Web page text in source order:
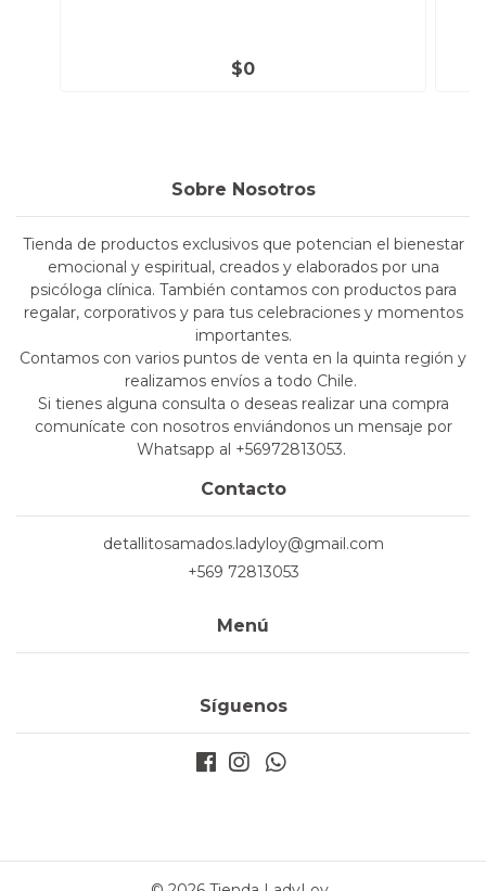
$0
Sobre Nosotros
Tienda de productos exclusivos que potencian el bienestar
emocional y espiritual, creados y elaborados por una
psicóloga clínica. También contamos con productos para
regalar, corporativos y para tus celebraciones y momentos
importantes.
Contamos con varios puntos de venta en la quinta región y
realizamos envíos a todo Chile.
Si tienes alguna consulta o deseas realizar una compra
comunícate con nosotros enviándonos un mensaje por
Whatsapp al +56972813053.
Contacto
detallitosamados.ladyloy@gmail.com
+569 72813053
Menú
Síguenos